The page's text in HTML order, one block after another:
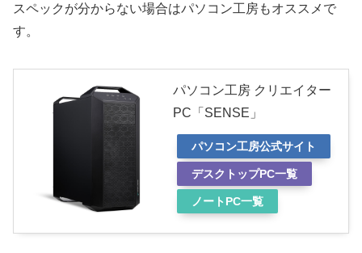
スペックが分からない場合はパソコン工房もオススメで
す。
パソコン工房 クリエイター
PC「SENSE」
パソコン工房公式サイト
デスクトップPC一覧
ノートPC一覧